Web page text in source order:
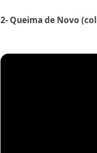
2- Queima de Novo